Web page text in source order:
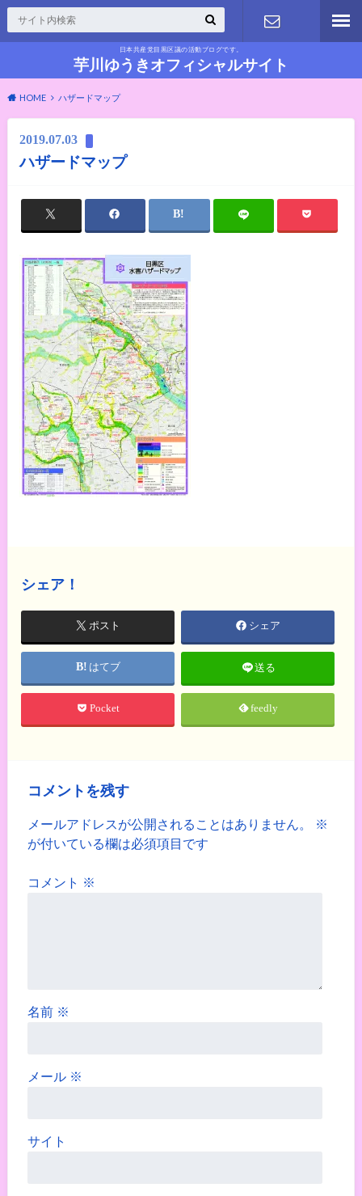
日本共産党目黒区議の活動ブログです。
芋川ゆうきオフィシャルサイト
お問い合わ
HOME ハザードマップ
2019.07.03
ハザードマップ
シェア！
ポスト シェア
はてブ 送る
Pocket feedly
コメントを残す
メールアドレスが公開されることはありません。
※
が付いている欄は必須項目です
コメント ※
名前 ※
メール ※
サイト